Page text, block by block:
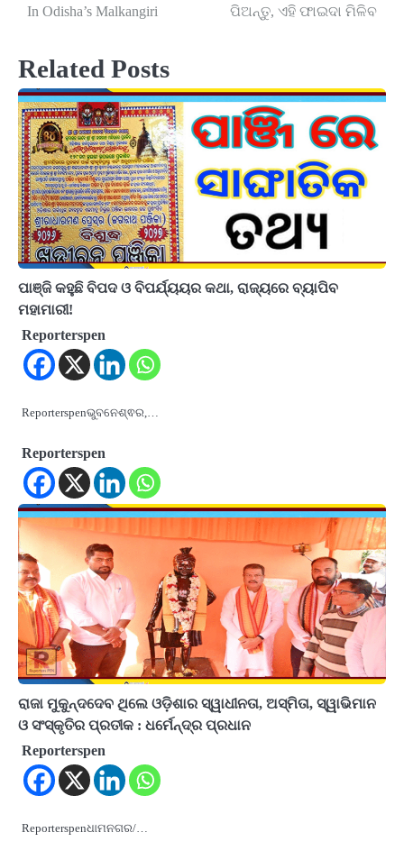
navigation
In Odisha’s Malkangiri
ପିଅନ୍ତୁ, ଏହି ଫାଇଦା ମିଳିବ
Related Posts
ପାଞ୍ଜି କହୁଛି ବିପଦ ଓ ବିପର୍ଯ୍ୟୟର କଥା, ରାଜ୍ୟରେ ବ୍ୟାପିବ
ମହାମାରୀ!
Reporterspen
Reporterspenଭୁବନେଶ୍ଵର,…
Reporterspen
ରାଜା ମୁକୁନ୍ଦଦେବ ଥିଲେ ଓଡ଼ିଶାର ସ୍ୱାଧୀନତା, ଅସ୍ମିତା, ସ୍ୱାଭିମାନ
ଓ ସଂସ୍କୃତିର ପ୍ରତୀକ : ଧର୍ମେନ୍ଦ୍ର ପ୍ରଧାନ
Reporterspen
Reporterspenଧାମନଗର/…